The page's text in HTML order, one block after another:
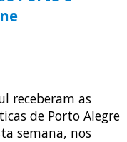
receberam as
de Porto Alegre
semana, nos